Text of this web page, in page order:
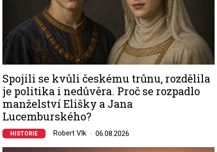
Spojili se kvůli českému trůnu, rozdělila
je politika i nedůvěra. Proč se rozpadlo
manželství Elišky a Jana
Lucemburského?
HISTORIE Robert Vlk 06.08.2026